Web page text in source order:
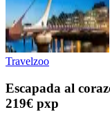
Travelzoo
Escapada al
219€ pxp